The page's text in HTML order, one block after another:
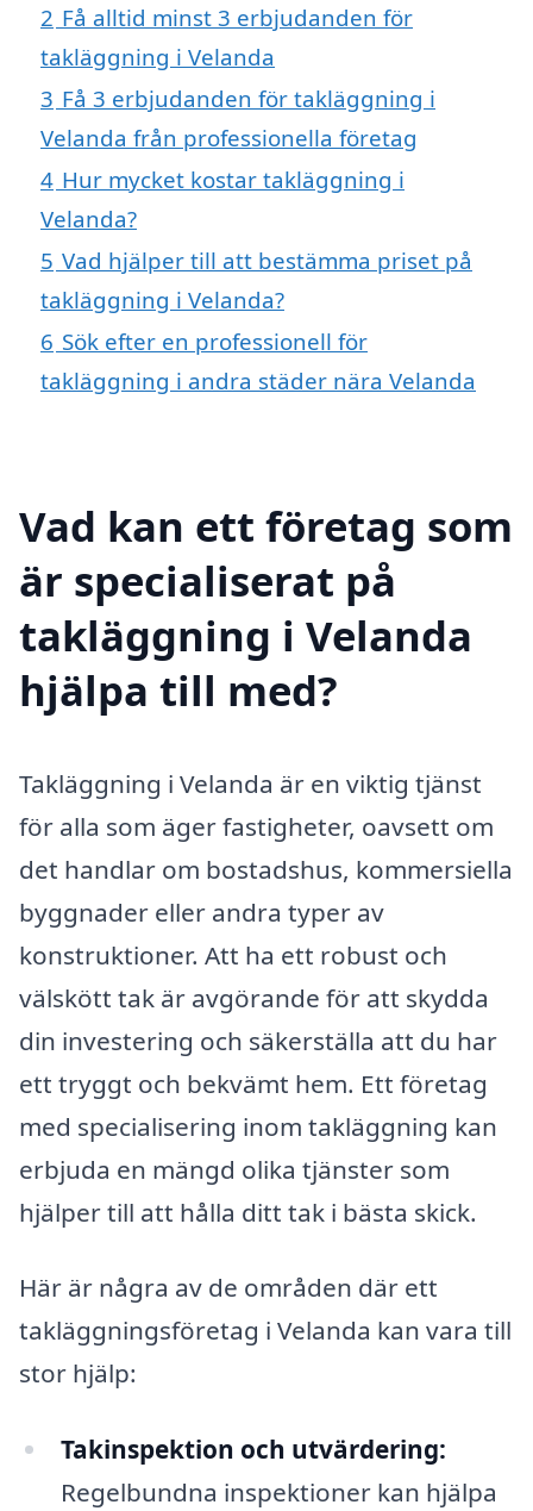
2 Få alltid minst 3 erbjudanden för
takläggning i Velanda
3 Få 3 erbjudanden för takläggning i
Velanda från professionella företag
4 Hur mycket kostar takläggning i
Velanda?
5 Vad hjälper till att bestämma priset på
takläggning i Velanda?
6 Sök efter en professionell för
takläggning i andra städer nära Velanda
Vad kan ett företag som
är specialiserat på
takläggning i Velanda
hjälpa till med?
Takläggning i Velanda är en viktig tjänst
för alla som äger fastigheter, oavsett om
det handlar om bostadshus, kommersiella
byggnader eller andra typer av
konstruktioner. Att ha ett robust och
välskött tak är avgörande för att skydda
din investering och säkerställa att du har
ett tryggt och bekvämt hem. Ett företag
med specialisering inom takläggning kan
erbjuda en mängd olika tjänster som
hjälper till att hålla ditt tak i bästa skick.
Här är några av de områden där ett
takläggningsföretag i Velanda kan vara till
stor hjälp:
Takinspektion och utvärdering:
Regelbundna inspektioner kan hjälpa